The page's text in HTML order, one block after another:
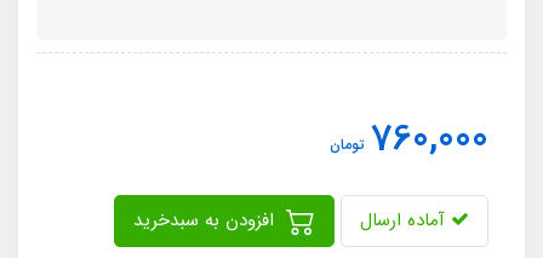
760,000 تومان
آماده ارسال